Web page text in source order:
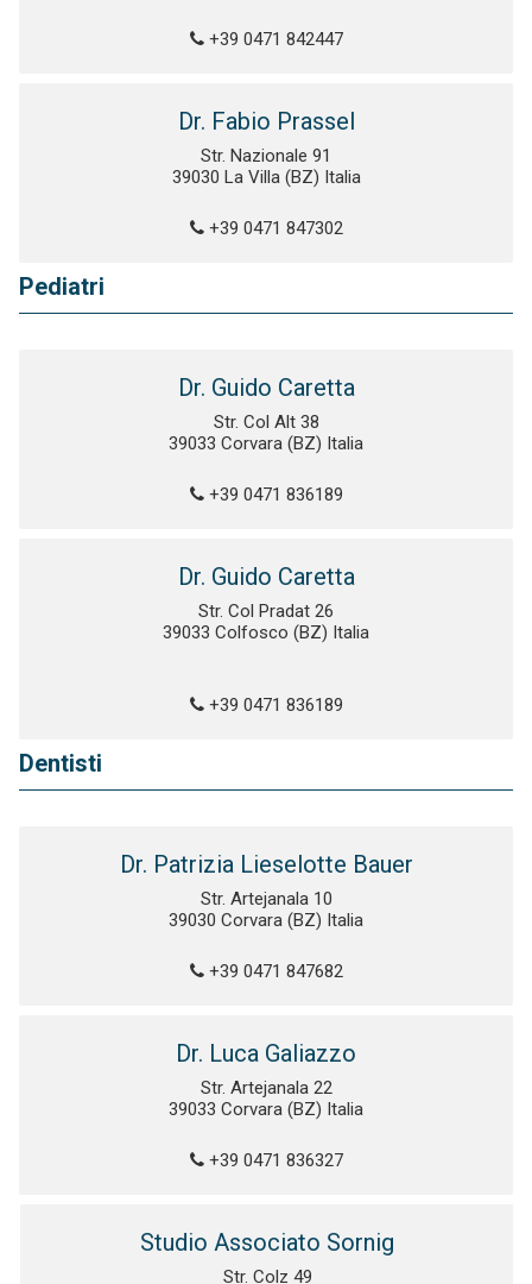
+39 0471 842447
Dr. Fabio Prassel
Str. Nazionale 91
39030 La Villa (BZ) Italia
+39 0471 847302
Pediatri
Dr. Guido Caretta
Str. Col Alt 38
39033 Corvara (BZ) Italia
+39 0471 836189
Dr. Guido Caretta
Str. Col Pradat 26
39033 Colfosco (BZ) Italia
+39 0471 836189
Dentisti
Dr. Patrizia Lieselotte Bauer
Str. Artejanala 10
39030 Corvara (BZ) Italia
+39 0471 847682
Dr. Luca Galiazzo
Str. Artejanala 22
39033 Corvara (BZ) Italia
+39 0471 836327
Studio Associato Sornig
Str. Colz 49